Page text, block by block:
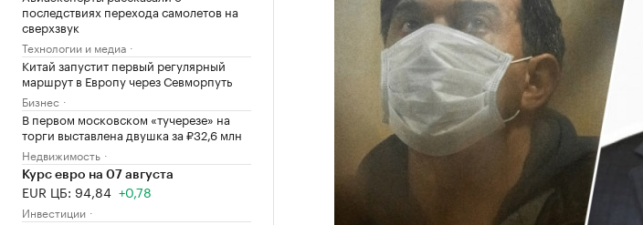
последствиях перехода самолетов на
сверхзвук
Технологии и медиа
Китай запустит первый регулярный
маршрут в Европу через Севморпуть
Бизнес
В первом московском «тучерезе» на
торги выставлена двушка за ₽32,6 млн
Недвижимость
Курс евро на 07 августа
EUR ЦБ: 94,84 +0,78
Инвестиции